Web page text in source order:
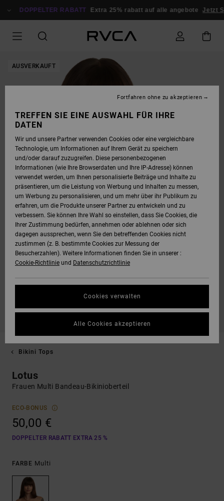
ZUR
DOPPELTER RABATT Extra 25% rabatt auf alle angebote Jetzt
AUSVERKAUFT
Bikini Tops
Lotus
Frauen Multi Bandeau-Bikinioberteil
ECO-BONUS
50,00 €
DOPPELTER RABATT EXTRA 25 %
FARBE Multi
TREFFEN SIE EINE AUSWAHL FÜR IHRE
DATEN
Wir und unsere Partner verwenden Cookies oder eine vergleichbare
Technologie, um Informationen auf Ihrem Gerät zu speichern
und/oder darauf zuzugreifen. Diese personenbezogenen
Informationen (wie Ihre Browserdaten und Ihre IP-Adresse) können
verwendet werden, um Ihnen personalisierte Beiträge und Inhalte zu
präsentieren, um die Leistung von Werbung und Inhalten zu messen,
um Werbung zu personalisieren, und um mehr über ihr Publikum zu
erfahren, um die Produkte unserer Partner zu entwickeln und zu
verbessern. Sie können Ihre Wahl so einstellen, dass Sie Cookies, die
Ihrer Zustimmung bedürfen, annehmen oder ablehnen oder sich
dagegen aussprechen, wenn Sie den betreffenden Cookies nicht
zustimmen (z. B. bestimmte Cookies zur Messung der
Besucherzahlen). Weitere Informationen finden Sie in unserer :
Cookie-Richtlinie und Datenschutzrichtlinie
Cookies verwalten
Fortfahren ohne zu akzeptieren
Alle Cookies akzeptieren